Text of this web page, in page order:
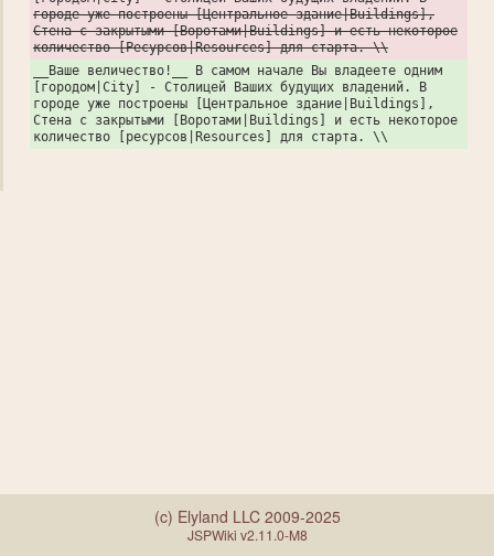
городе уже построены [Центральное здание|Buildings],
Стена с закрытыми [Воротами|Buildings] и есть некоторое
количество [Ресурсов|Resources] для старта. \\
__Ваше величество!__ В самом начале Вы владеете одним
[городом|City] - Столицей Ваших будущих владений. В
городе уже построены [Центральное здание|Buildings],
Стена с закрытыми [Воротами|Buildings] и есть некоторое
количество [ресурсов|Resources] для старта. \\
(c) Elyland LLC 2009-2025
JSPWiki v2.11.0-M8